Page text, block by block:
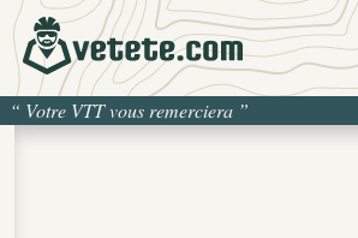
“ Votre VTT vous remerciera ”